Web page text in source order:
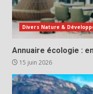
Divers Nature &
Annuaire écologie :
15 juin 2026